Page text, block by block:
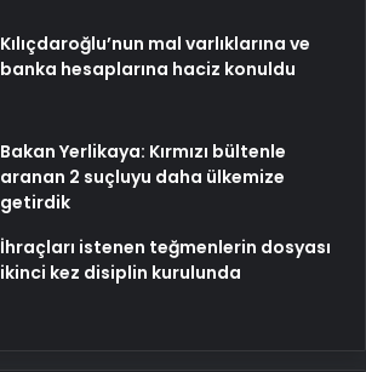
Kılıçdaroğlu’nun mal varlıklarına ve
banka hesaplarına haciz konuldu
Bakan Yerlikaya: Kırmızı bültenle
aranan 2 suçluyu daha ülkemize
getirdik
İhraçları istenen teğmenlerin dosyası
ikinci kez disiplin kurulunda